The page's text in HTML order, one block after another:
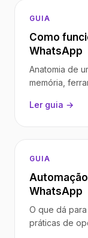
GUIA
Como
WhatsApp
Anatomia de
memória,
Ler guia →
GUIA
WhatsApp
O que dá
práticas de